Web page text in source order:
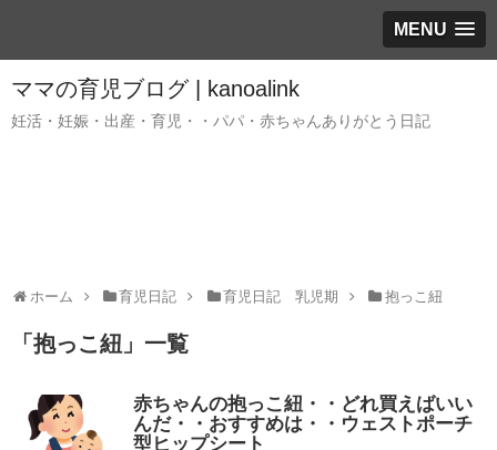
MENU
ママの育児ブログ | kanoalink
妊活・妊娠・出産・育児・・パパ・赤ちゃんありがとう日記
ホーム 育児日記 育児日記 乳児期 抱っこ紐
「 抱っこ紐 」 一覧
赤ちゃんの抱っこ紐・・どれ買えばいい
んだ・・おすすめは・・ウェストポーチ
型ヒップシート